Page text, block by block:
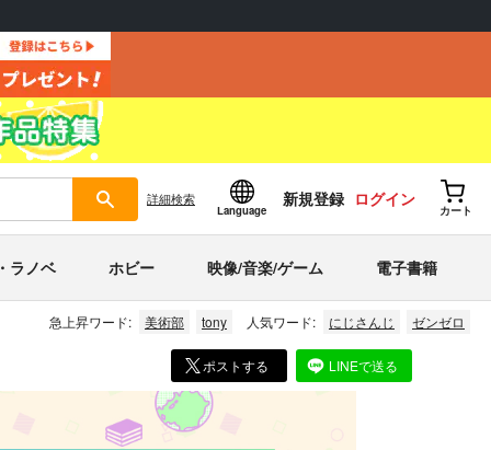
詳細検索
Language
新規登録 ログイン
カート
ラノベ ホビー 映像/音楽/ゲーム 電子書籍
急上昇ワード: 美術部 tony 人気ワード: にじさんじ ゼンゼロ
ポストする LINEで送る